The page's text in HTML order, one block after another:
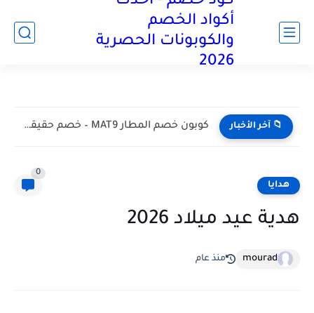
أكواد الخصم
والكوبونات الحصرية
2026
📁 آخر الأخبار كود خصم تيد بيكر 2026 يوفر لك حتي 50% علي...
هدايا
0
هدية عيد ميلاد 2026
mourad منذ عام